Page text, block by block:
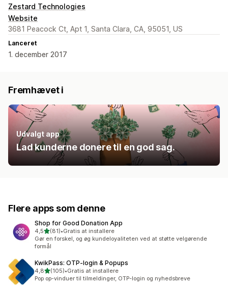
Zestard Technologies
Website
3681 Peacock Ct, Apt 1, Santa Clara, CA, 95051, US
Lanceret
1. december 2017
Fremhævet i
Udvalgt app
Lad kunderne donere til en god sag.
Flere apps som denne
Shop for Good Donation App
4,5ud af 5 stjerner
(81)
81 anmeldelser i alt
•Gratis at installere
Gør en forskel, og øg kundeloyaliteten ved at støtte velgørende
formål
KwikPass: OTP‑login & Popups
4,8ud af 5 stjerner
(105)
105 anmeldelser i alt
•Gratis at installere
Pop op-vinduer til tilmeldinger, OTP-login og nyhedsbreve